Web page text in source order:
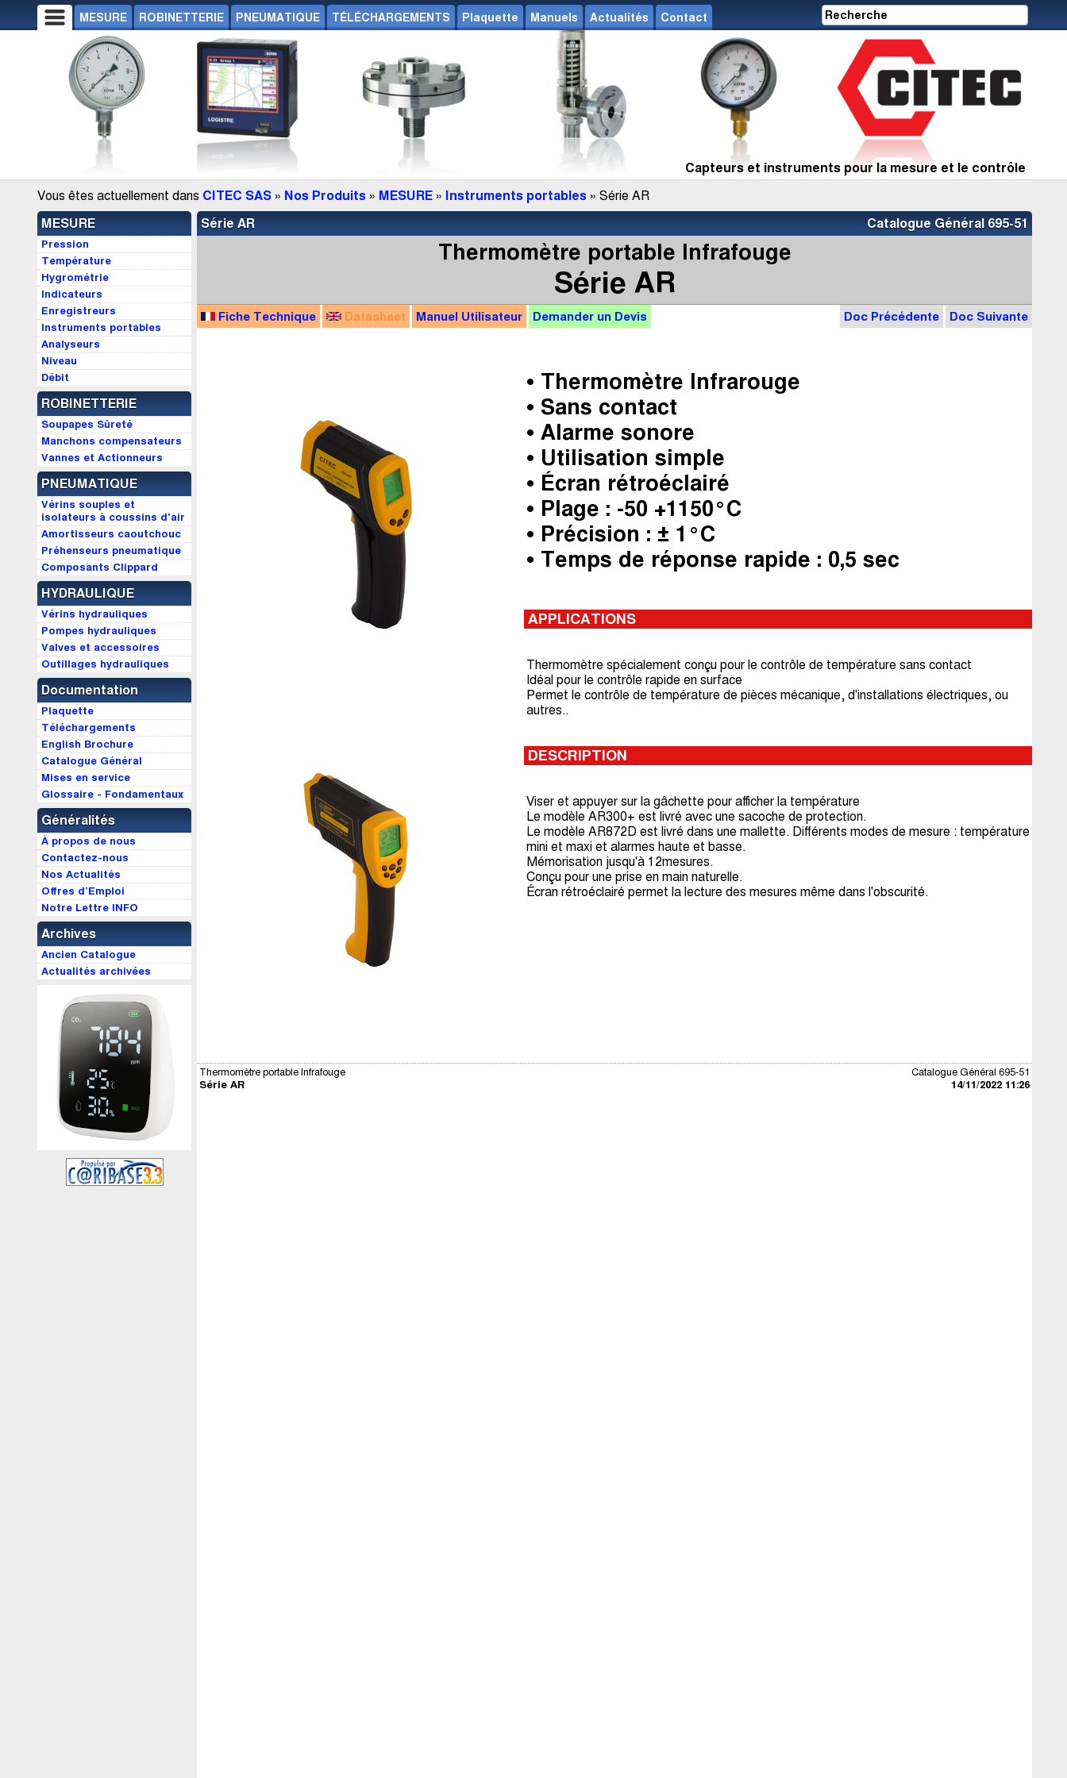
MESURE ROBINETTERIE PNEUMATIQUE TÉLÉCHARGEMENTS Plaquette Manuels Actualités Contact
Capteurs et instruments pour la mesure et le contrôle
Vous êtes actuellement dans CITEC SAS » Nos Produits » MESURE » Instruments portables » Série AR
MESURE
Pression
Température
Hygrométrie
Indicateurs
Enregistreurs
Instruments portables
Analyseurs
Niveau
Débit
ROBINETTERIE
Soupapes Sûreté
Manchons compensateurs
Vannes et Actionneurs
PNEUMATIQUE
Vérins souples et
isolateurs à coussins d'air
Amortisseurs caoutchouc
Préhenseurs pneumatique
Composants Clippard
HYDRAULIQUE
Vérins hydrauliques
Pompes hydrauliques
Valves et accessoires
Outillages hydrauliques
Documentation
Plaquette
Téléchargements
English Brochure
Catalogue Général
Mises en service
Glossaire - Fondamentaux
Généralités
À propos de nous
Contactez-nous
Nos Actualités
Offres d’Emploi
Notre Lettre INFO
Archives
Ancien Catalogue
Actualités archivées
Catalogue Général 695-51
Série AR
Thermomètre portable Infrafouge
Série AR
Doc Précédente Doc Suivante
Fiche Technique Datasheet Manuel Utilisateur Demander un Devis
• Thermomètre Infrarouge
• Sans contact
• Alarme sonore
• Utilisation simple
• Écran rétroéclairé
• Plage : -50 +1150°C
• Précision : ± 1°C
• Temps de réponse rapide : 0,5 sec
APPLICATIONS
Thermomètre spécialement conçu pour le contrôle de température sans contact
Idéal pour le contrôle rapide en surface
Permet le contrôle de température de pièces mécanique, d'installations électriques, ou
autres..
DESCRIPTION
Viser et appuyer sur la gâchette pour afficher la température
Le modèle AR300+ est livré avec une sacoche de protection.
Le modèle AR872D est livré dans une mallette. Différents modes de mesure : température
mini et maxi et alarmes haute et basse.
Mémorisation jusqu'à 12mesures.
Conçu pour une prise en main naturelle.
Écran rétroéclairé permet la lecture des mesures même dans l'obscurité.
Catalogue Général 695-51
14/11/2022 11:26
Thermomètre portable Infrafouge
Série AR